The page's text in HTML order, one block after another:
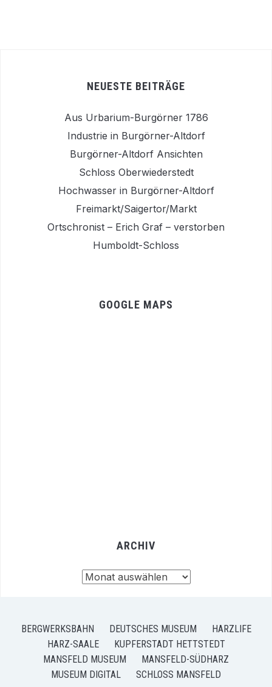
NEUESTE BEITRÄGE
Aus Urbarium-Burgörner 1786
Industrie in Burgörner-Altdorf
Burgörner-Altdorf Ansichten
Schloss Oberwiederstedt
Hochwasser in Burgörner-Altdorf
Freimarkt/Saigertor/Markt
Ortschronist – Erich Graf – verstorben
Humboldt-Schloss
GOOGLE MAPS
ARCHIV
BERGWERKSBAHN DEUTSCHES MUSEUM
HARZLIFE
HARZ-SAALE
KUPFERSTADT HETTSTEDT
MANSFELD MUSEUM
MANSFELD-SÜDHARZ
MUSEUM DIGITAL
SCHLOSS MANSFELD